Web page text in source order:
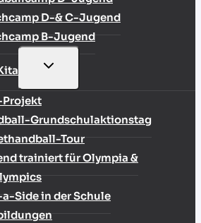
D-& C-Jugend
B-Jugend
UNTERMENÜ
Grundschulaktionstag
Tour
trainiert für Olympia &
a-Side in der Schule